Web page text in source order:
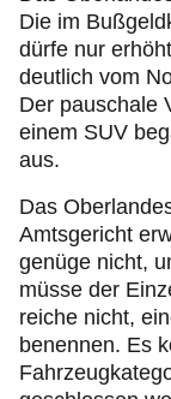
Die im
dürfe nur
deutlich vom
Der pauschale
einem SUV
aus.
Das
Amtsgericht
genüge nicht,
müsse der
reiche nicht,
benennen. Es